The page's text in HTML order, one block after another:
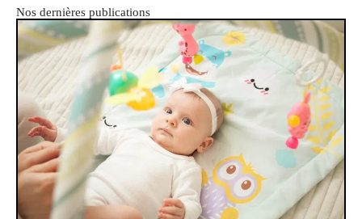
Nos dernières publications